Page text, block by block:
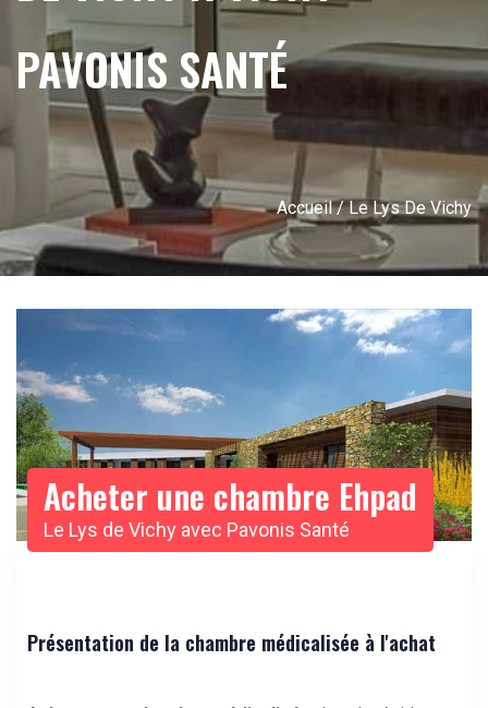
PAVONIS SANTÉ
Accueil/ Le Lys De Vichy
Acheter une chambre Ehpad
Le Lys de Vichy avec Pavonis Santé
Présentation de la chambre médicalisée à l'achat